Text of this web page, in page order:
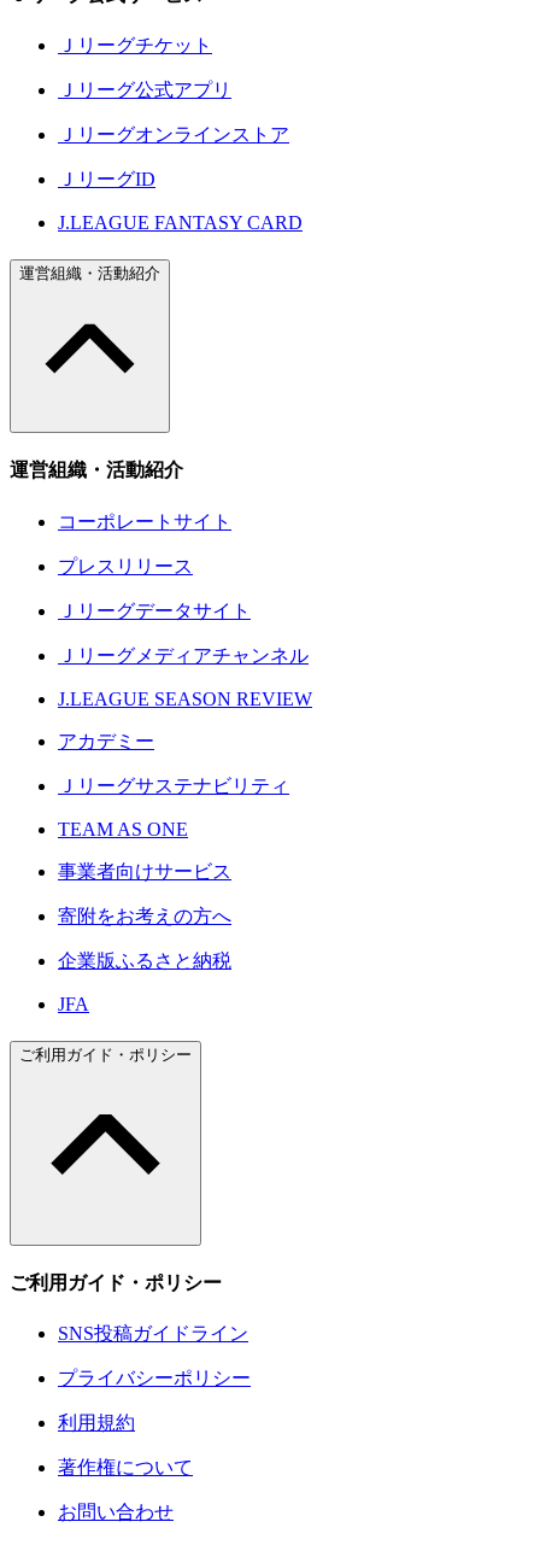
Ｊリーグチケット
Ｊリーグ公式アプリ
Ｊリーグオンラインストア
ＪリーグID
J.LEAGUE FANTASY CARD
運営組織・活動紹介
運営組織・活動紹介
コーポレートサイト
プレスリリース
Ｊリーグデータサイト
Ｊリーグメディアチャンネル
J.LEAGUE SEASON REVIEW
アカデミー
Ｊリーグサステナビリティ
TEAM AS ONE
事業者向けサービス
寄附をお考えの方へ
企業版ふるさと納税
JFA
ご利用ガイド・ポリシー
ご利用ガイド・ポリシー
SNS投稿ガイドライン
プライバシーポリシー
利用規約
著作権について
お問い合わせ